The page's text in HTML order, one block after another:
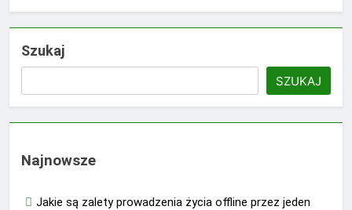
Szukaj
SZUKAJ
Najnowsze
Jakie są zalety prowadzenia życia offline przez jeden